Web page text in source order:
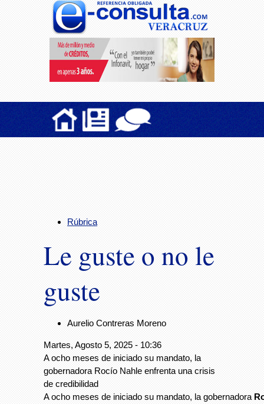
Rúbrica
Le guste o no le
guste
Aurelio Contreras Moreno
Martes, Agosto 5, 2025 - 10:36
A ocho meses de iniciado su mandato, la
gobernadora Rocío Nahle enfrenta una crisis
de credibilidad
A ocho meses de iniciado su mandato, la gobernadora